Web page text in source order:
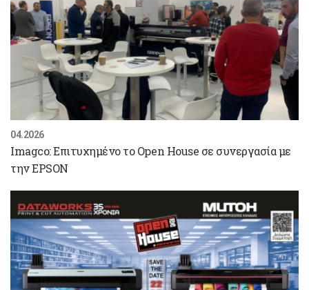
04.2026
Imagco: Επιτυχημένο το Open House σε συνεργασία με
την EPSON